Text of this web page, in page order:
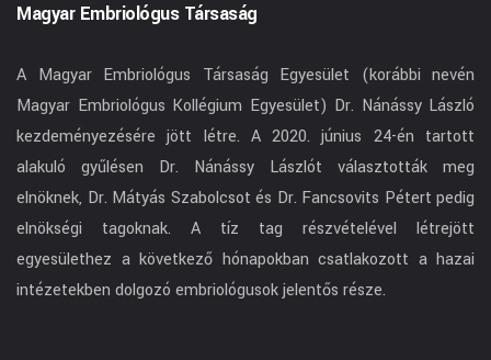
Magyar Embriológus Társaság
A Magyar Embriológus Társaság Egyesület (korábbi nevén
Magyar Embriológus Kollégium Egyesület) Dr. Nánássy László
kezdeményezésére jött létre. A 2020. június 24-én tartott
alakuló gyűlésen Dr. Nánássy Lászlót választották meg
elnöknek, Dr. Mátyás Szabolcsot és Dr. Fancsovits Pétert pedig
elnökségi tagoknak. A tíz tag részvételével létrejött
egyesülethez a következő hónapokban csatlakozott a hazai
intézetekben dolgozó embriológusok jelentős része.